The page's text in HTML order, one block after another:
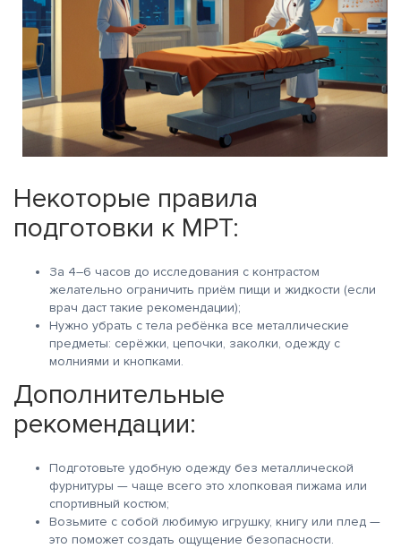
Некоторые правила
подготовки к МРТ:
За 4–6 часов до исследования с контрастом
желательно ограничить приём пищи и жидкости (если
врач даст такие рекомендации);
Нужно убрать с тела ребёнка все металлические
предметы: серёжки, цепочки, заколки, одежду с
молниями и кнопками.
Дополнительные
рекомендации:
Подготовьте удобную одежду без металлической
фурнитуры — чаще всего это хлопковая пижама или
спортивный костюм;
Возьмите с собой любимую игрушку, книгу или плед —
это поможет создать ощущение безопасности.